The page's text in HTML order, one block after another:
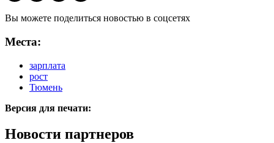
Вы можете поделиться новостью в соцсетях
Места:
зарплата
рост
Тюмень
Версия для печати:
Новости партнеров